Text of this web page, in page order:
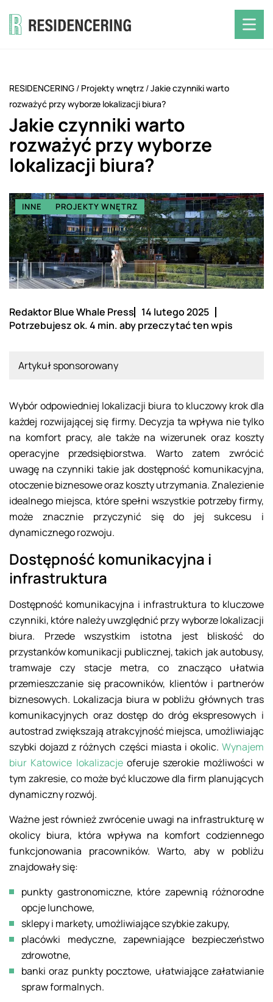
RESIDENCERING / Projekty wnętrz /Jakie czynniki warto
rozważyć przy wyborze lokalizacji biura?
Jakie czynniki warto
rozważyć przy wyborze
lokalizacji biura?
INNE PROJEKTY WNĘTRZ
Redaktor Blue Whale Press
14 lutego 2025
Potrzebujesz ok. 4 min. aby przeczytać ten wpis
Artykuł sponsorowany
Wybór odpowiedniej lokalizacji biura to kluczowy krok dla
każdej rozwijającej się firmy. Decyzja ta wpływa nie tylko
na komfort pracy, ale także na wizerunek oraz koszty
operacyjne przedsiębiorstwa. Warto zatem zwrócić
uwagę na czynniki takie jak dostępność komunikacyjna,
otoczenie biznesowe oraz koszty utrzymania. Znalezienie
idealnego miejsca, które spełni wszystkie potrzeby firmy,
może znacznie przyczynić się do jej sukcesu i
dynamicznego rozwoju.
Dostępność komunikacyjna i
infrastruktura
Dostępność komunikacyjna i infrastruktura to kluczowe
czynniki, które należy uwzględnić przy wyborze lokalizacji
biura. Przede wszystkim istotna jest bliskość do
przystanków komunikacji publicznej, takich jak autobusy,
tramwaje czy stacje metra, co znacząco ułatwia
przemieszczanie się pracowników, klientów i partnerów
biznesowych. Lokalizacja biura w pobliżu głównych tras
komunikacyjnych oraz dostęp do dróg ekspresowych i
autostrad zwiększają atrakcyjność miejsca, umożliwiając
szybki dojazd z różnych części miasta i okolic. Wynajem
biur Katowice lokalizacjeoferuje szerokie możliwości w
tym zakresie, co może być kluczowe dla firm planujących
dynamiczny rozwój.
Ważne jest również zwrócenie uwagi na infrastrukturę w
okolicy biura, która wpływa na komfort codziennego
funkcjonowania pracowników. Warto, aby w pobliżu
znajdowały się:
punkty gastronomiczne, które zapewnią różnorodne
opcje lunchowe,
sklepy i markety, umożliwiające szybkie zakupy,
placówki medyczne, zapewniające bezpieczeństwo
zdrowotne,
banki oraz punkty pocztowe, ułatwiające załatwianie
spraw formalnych.